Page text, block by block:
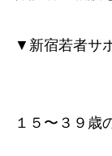
▼新宿若者サ
１５〜３９歳